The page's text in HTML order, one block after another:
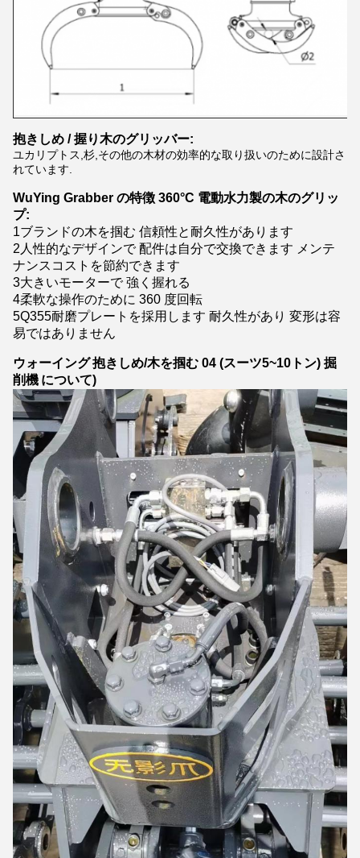
抱きしめ / 握り木のグリッバー:
ユカリプトス,杉,その他の木材の効率的な取り扱いのために設計さ
れています.
WuYing Grabber の特徴 360°C 電動水力製の木のグリッ
プ:
1ブランドの木を掴む 信頼性と耐久性があります
2人性的なデザインで 配件は自分で交換できます メンテ
ナンスコストを節約できます
3大きいモーターで 強く握れる
4柔軟な操作のために 360 度回転
5Q355耐磨プレートを採用します 耐久性があり 変形は容
易ではありません
ウォーイング抱きしめ/木を掴む 04 (スーツ5~10トン) 掘
削機 について)